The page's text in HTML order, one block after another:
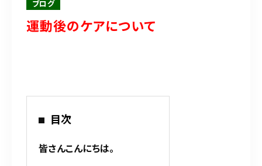
ブログ
運動後のケアについて
目次
皆さんこんにちは。